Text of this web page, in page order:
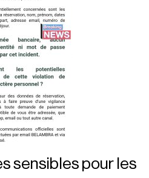
sensibles pour les